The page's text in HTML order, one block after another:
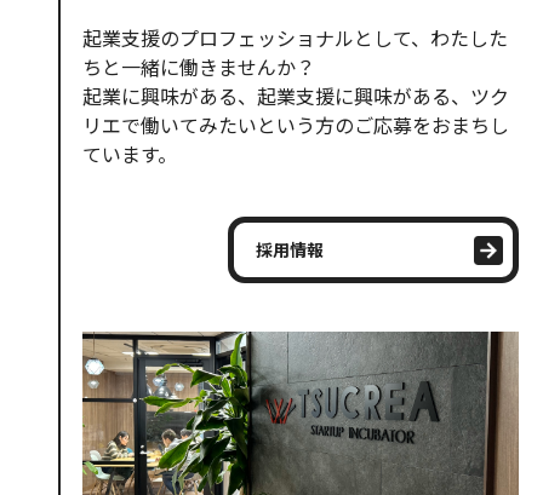
起業支援のプロフェッショナルとして、わたした
ちと一緒に働きませんか？
起業に興味がある、起業支援に興味がある、ツク
リエで働いてみたいという方のご応募をおまちし
ています。
採用情報